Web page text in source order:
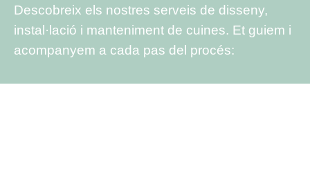
Descobreix els nostres serveis de disseny,
instal·lació i manteniment de cuines. Et guiem i
acompanyem a cada pas del procés: